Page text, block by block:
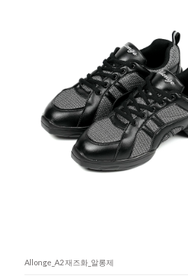
Allonge_A2 재즈화_알롱제